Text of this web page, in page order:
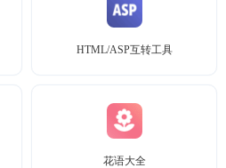
HTML/ASP互转工具
花语大全